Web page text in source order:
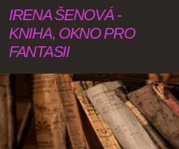
IRENA ŠENOVÁ -
KNIHA, OKNO PRO
FANTASII